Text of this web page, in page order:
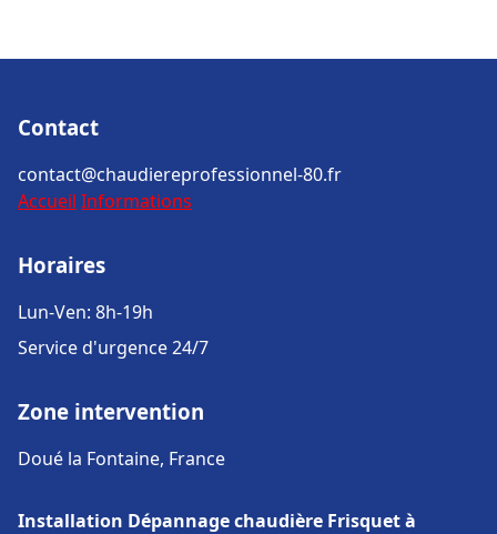
Contact
contact@chaudiereprofessionnel-80.fr
Accueil Informations
Horaires
Lun-Ven: 8h-19h
Service d'urgence 24/7
Zone intervention
Doué la Fontaine, France
Installation Dépannage chaudière Frisquet à